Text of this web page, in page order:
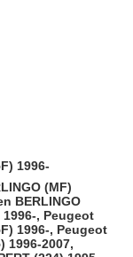
1996-
(MF)
BERLINGO
, Peugeot
1996-, Peugeot
1996-2007,